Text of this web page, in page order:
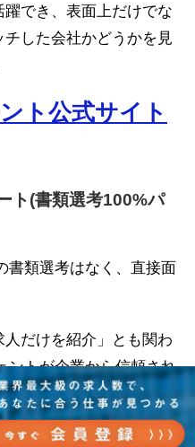
でき、表面上だけでな
した会社かどうかを見
ト公式サイト
ト(書類選考100%パ
書類選考はなく、直接面
だけを紹介」とも関わ
ントが企業から信頼され
問取材までしてくれるRe